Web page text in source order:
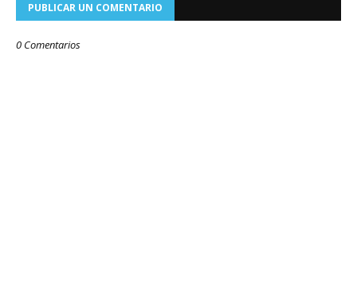
PUBLICAR UN COMENTARIO
0 Comentarios